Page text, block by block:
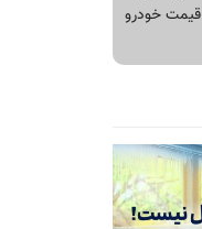
قیمت خودرو